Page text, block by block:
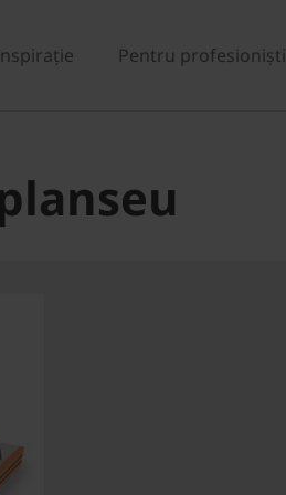
Pentru profesioniști